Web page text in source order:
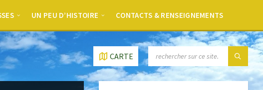
UN PEU D’HISTOIRE CONTACTS & RENSEIGNEMENTS
CARTE